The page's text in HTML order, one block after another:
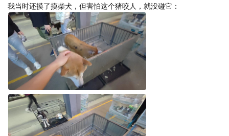
我当时还摸了摸柴犬，但害怕这个猪咬人，就没碰它：